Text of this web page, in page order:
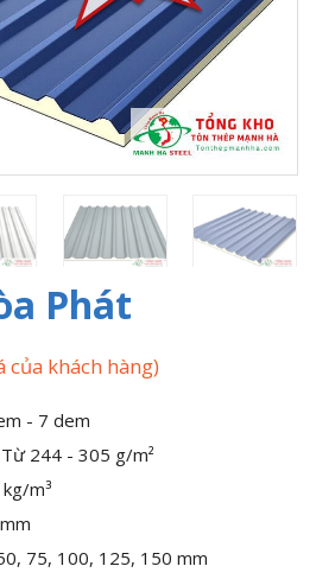
Phát
của khách hàng)
- 7 dem
244 - 305 g/m²
m³
75, 100, 125, 150 mm